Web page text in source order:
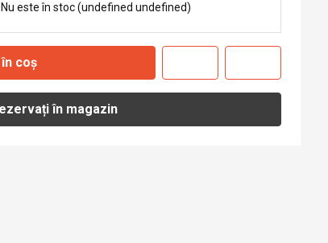
Nu este în stoc (undefined undefined)
coș
în magazin